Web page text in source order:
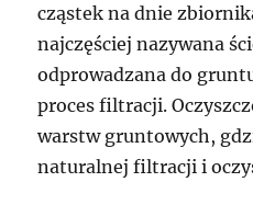
cząstek na dnie
najczęściej nazywana
odprowadzana do
proces filtracji.
warstw gruntowych,
naturalnej filtracji i